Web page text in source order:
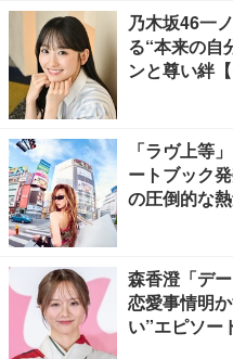
乃木坂46一
る“本来の自
ンと尊い絆
「ラヴ上等
ートブック
の圧倒的な
森香澄「デ
恋愛事情明
い”エピソー